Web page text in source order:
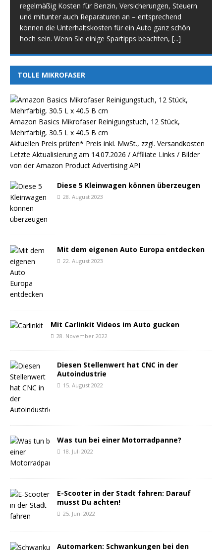
regelmäßig Kosten für Benzin, Versicherungen, Steuern
und mitunter auch Reparaturen an – entsprechend
können die Unterhaltskosten für ein Auto ganz schön
hoch sein. Wenn Sie einige Spartipps beachten, [...]
TOLLE MIKROFASER
Amazon Basics Mikrofaser Reinigungstuch, 12 Stück,
Mehrfarbig, 30.5 L x 40.5 B cm
Aktuellen Preis prüfen* Preis inkl. MwSt., zzgl. Versandkosten
Letzte Aktualisierung am 14.07.2026 / Affiliate Links / Bilder
von der Amazon Product Advertising API
Diese 5 Kleinwagen können überzeugen
28. August 2023
Mit dem eigenen Auto Europa entdecken
22. August 2023
Mit Carlinkit Videos im Auto gucken
28. November 2022
Diesen Stellenwert hat CNC in der
Autoindustrie
15. August 2022
Was tun bei einer Motorradpanne?
18. Juli 2022
E-Scooter in der Stadt fahren: Darauf
musst Du achten!
25. Juni 2022
Automarken: Schwankungen bei den